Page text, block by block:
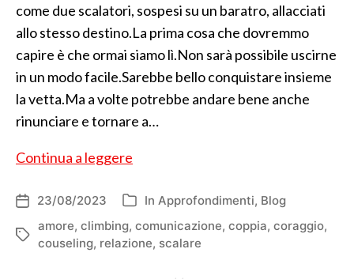
come due scalatori, sospesi su un baratro, allacciati
allo stesso destino.La prima cosa che dovremmo
capire è che ormai siamo lì.Non sarà possibile uscirne
in un modo facile.Sarebbe bello conquistare insieme
la vetta.Ma a volte potrebbe andare bene anche
rinunciare e tornare a…
Continua a leggere
sospesi
nel
baratro,
Data23/08/2023 Categorie
In Approfondimenti, Blog
Tag
amore, climbing, comunicazione, coppia, coraggio,
couseling, relazione, scalare